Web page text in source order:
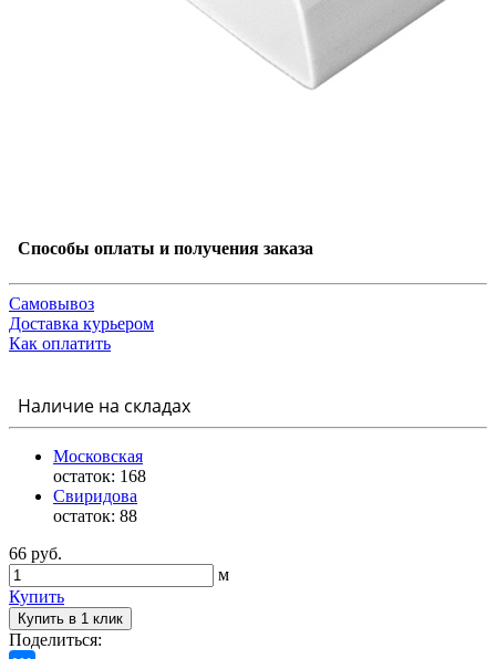
Способы оплаты и получения заказа
Самовывоз
Доставка курьером
Как оплатить
Наличие на складах
Московская
остаток: 168
Свиридова
остаток: 88
66 руб.
м
Купить
Купить в 1 клик
Поделиться: